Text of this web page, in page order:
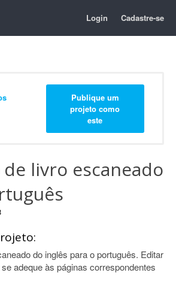
Login Cadastre-se
Publique um
projeto como
este
livro escaneado
do inglês para o português. Editar
adeque às páginas correspondentes